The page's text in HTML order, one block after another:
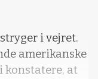
i vejret.
amerikanske
konstatere, at